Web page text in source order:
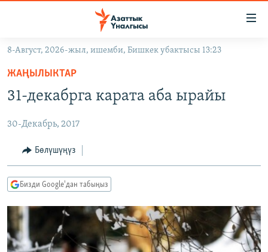
Навигацияга
өтүңүз
салыңыз
КЫРГЫЗСТАН
САЯСАТ
ЭКОНОМИКА
ДҮЙНӨ
ДҮЙНӨ
БОРБОР АЗИЯ
УКРАИНА
АТАЙЫН ИЛИКТӨӨ
БҮГҮН АЗАТТЫКТА
ЭКСПЕРТТЕР ТАЛДАЙТ
БИЗ ЖАНА ДҮЙНӨ
ПОДКАСТ
ӨЗГӨЧӨ ПИКИР
Русский
8-Август, 2026-жыл, ишемби, Бишкек убактысы 13:23
ЖАҢЫЛЫКТАР
31-декабрга карата аба ырайы
30-Декабрь, 2017
Бөлүшүңүз
Бизди Google'дан табыңыз